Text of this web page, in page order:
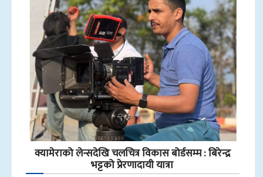
क्यामेराको लेन्सदेखि चलचित्र विकास बोर्डसम्म : बिरेन्द्र
भट्टको प्रेरणादायी यात्रा